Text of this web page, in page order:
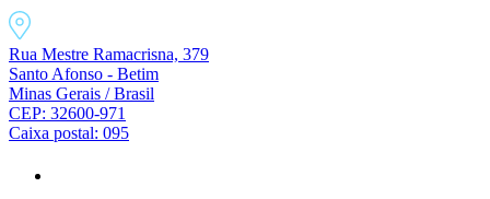
Rua Mestre Ramacrisna, 379
Santo Afonso - Betim
Minas Gerais / Brasil
CEP: 32600-971
Caixa postal: 095